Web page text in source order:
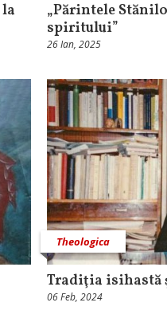
„Părintele
spiritului”
26 Ian, 2025
Theologica
Tradiţia isihastă
06 Feb, 2024